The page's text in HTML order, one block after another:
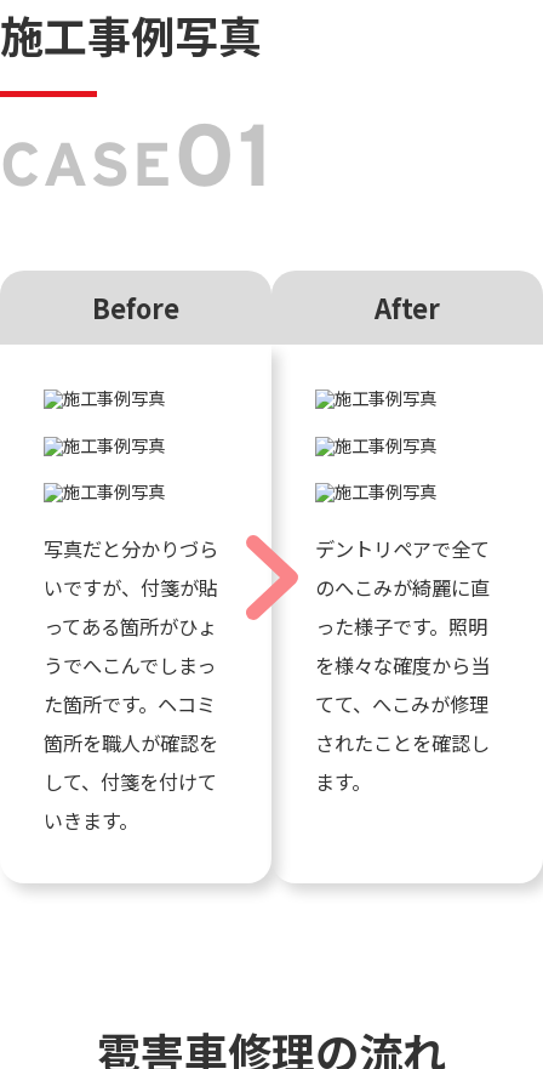
施工事例写真
CASE01
Before
写真だと分かりづら
いですが、付箋が貼
ってある箇所がひょ
うでへこんでしまっ
た箇所です。ヘコミ
箇所を職人が確認を
して、付箋を付けて
いきます。
After
デントリペアで全て
のへこみが綺麗に直
った様子です。照明
を様々な確度から当
てて、へこみが修理
されたことを確認し
ます。
雹害車修理の流れ